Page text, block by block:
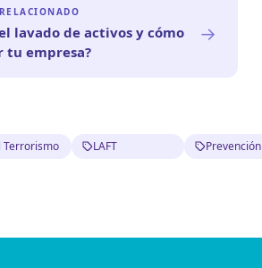
lavado de activos y cómo
tu empresa?
→
Terrorismo LAFT